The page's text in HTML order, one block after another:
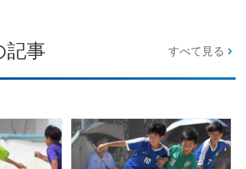
記事 すべて見る